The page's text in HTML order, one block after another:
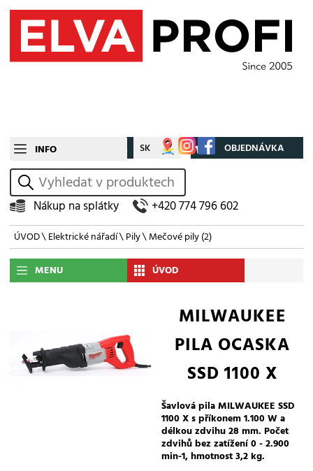
INFO CZ SK Můj účet OBJEDNÁVKA
vyhledat
Nákup na splátky +420 774 796 602
ÚVOD\Elektrické nářadí\Pily\Mečové pily(2)
MENU ÚVOD
MILWAUKEE
PILA OCASKA
SSD 1100 X
Šavlová pila MILWAUKEE SSD
1100 X s příkonem 1.100 W a
délkou zdvihu 28 mm. Počet
zdvihů bez zatížení 0 - 2.900
min-1, hmotnost 3,2 kg.